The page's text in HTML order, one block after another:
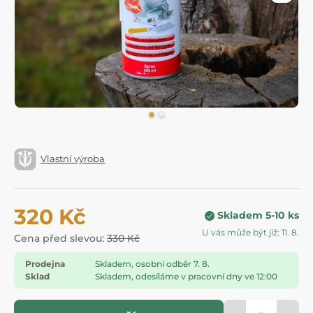
Vlastní výroba
320 Kč
Cena před slevou: 330 Kč
Skladem 5-10 ks
U vás může být již: 11. 8.
Prodejna
Skladem, osobní odběr 7. 8.
Sklad
Skladem, odesíláme v pracovní dny ve 12:00